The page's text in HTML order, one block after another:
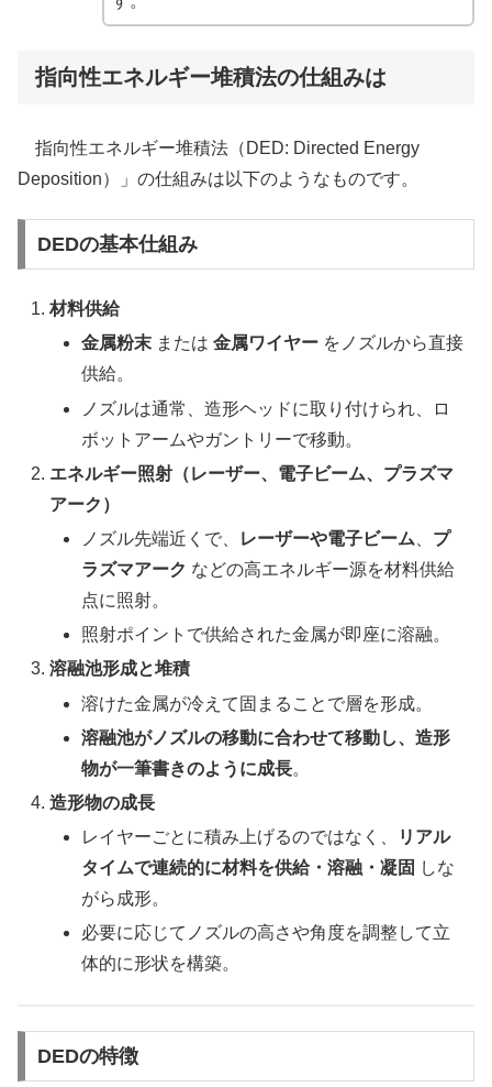
指向性エネルギー堆積法の仕組みは
指向性エネルギー堆積法（DED: Directed Energy
Deposition）」の仕組みは以下のようなものです。
DEDの基本仕組み
材料供給
金属粉末 または金属ワイヤー をノズルから直接
供給。
ノズルは通常、造形ヘッドに取り付けられ、ロ
ボットアームやガントリーで移動。
エネルギー照射（レーザー、電子ビーム、プラズマ
アーク）
ノズル先端近くで、 レーザーや電子ビーム
プ
ラズマアーク などの高エネルギー源を材料供給
点に照射。
照射ポイントで供給された金属が即座に溶融。
溶融池形成と堆積
溶けた金属が冷えて固まることで層を形成。
溶融池がノズルの移動に合わせて移動し、造形
物が一筆書きのように成長。
造形物の成長
レイヤーごとに積み上げるのではなく、
リアル
タイムで連続的に材料を供給・溶融・凝固 しな
がら成形。
必要に応じてノズルの高さや角度を調整して立
体的に形状を構築。
DEDの特徴